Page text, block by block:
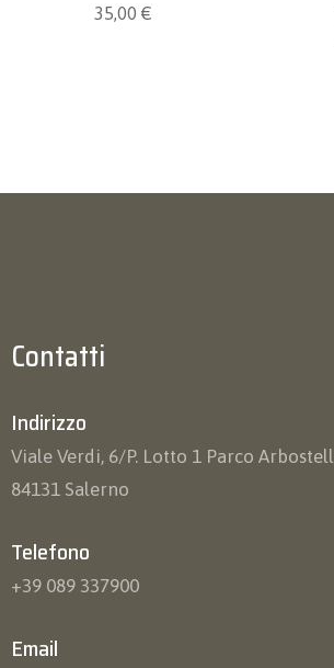
35,00 €
Contatti
Indirizzo
Viale Verdi, 6/P. Lotto 1 Parco
84131 Salerno
Telefono
+39 089 337900
Email